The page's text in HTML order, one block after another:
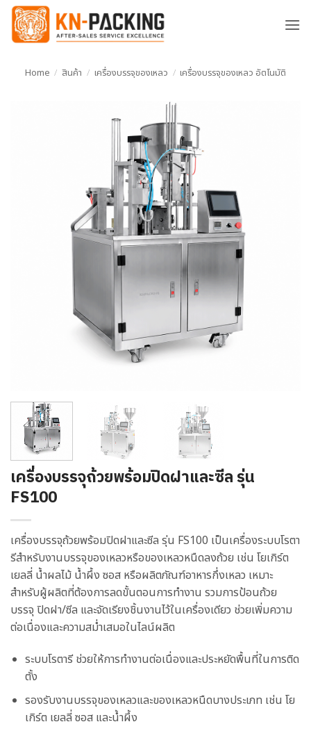
ข้าม
ยัง
Home / สินค้า / เครื่องบรรจุของเหลว / เครื่องบรรจุของเหลว อัตโนมัติ
เครื่องบรรจุถ้วยพร้อมปิดฝาและซีล รุ่น
FS100
เครื่องบรรจุถ้วยพร้อมปิดฝาและซีล รุ่น FS100 เป็นเครื่องระบบโรตา
รีสำหรับงานบรรจุของเหลวหรือของเหลวหนืดลงถ้วย เช่น โยเกิร์ต
เยลลี่ น้ำผลไม้ น้ำผึ้ง ซอส หรือผลิตภัณฑ์อาหารกึ่งเหลว เหมาะ
สำหรับผู้ผลิตที่ต้องการลดขั้นตอนการทำงาน รวมการป้อนถ้วย
บรรจุ ปิดฝา/ซีล และจัดเรียงชิ้นงานไว้ในเครื่องเดียว ช่วยเพิ่มความ
ต่อเนื่องและความสม่ำเสมอในไลน์ผลิต
ระบบโรตารี ช่วยให้การทำงานต่อเนื่องและประหยัดพื้นที่ในการติด
ตั้ง
รองรับงานบรรจุของเหลวและของเหลวหนืดบางประเภท เช่น โย
เกิร์ต เยลลี่ ซอส และน้ำผึ้ง